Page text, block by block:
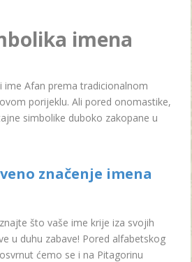
imena
ime Afan prema tradicionalnom
porijeklu. Ali pored onomastike,
simbolike duboko zakopane u
značenje imena
što vaše ime krije iza svojih
u duhu zabave! Pored alfabetskog
ćemo se i na Pitagorinu